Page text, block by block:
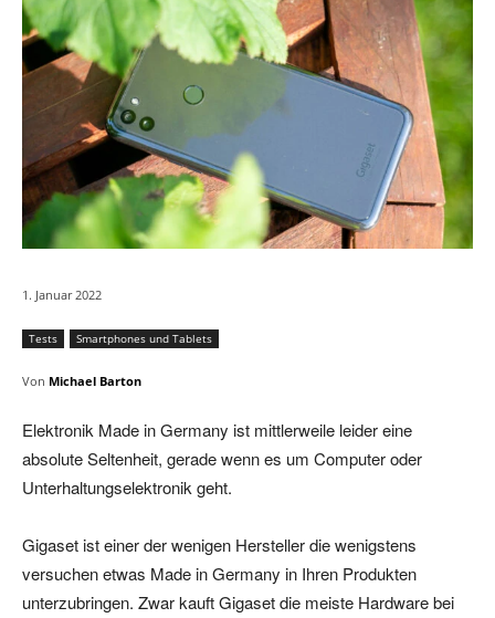
1. Januar 2022
Tests Smartphones und Tablets
Von Michael Barton
Elektronik Made in Germany ist mittlerweile leider eine
absolute Seltenheit, gerade wenn es um Computer oder
Unterhaltungselektronik geht.
Gigaset ist einer der wenigen Hersteller die wenigstens
versuchen etwas Made in Germany in Ihren Produkten
unterzubringen. Zwar kauft Gigaset die meiste Hardware bei